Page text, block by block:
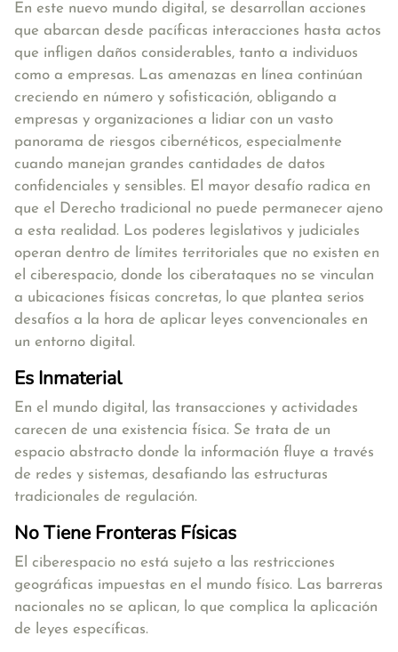
En este nuevo mundo digital, se desarrollan acciones
que abarcan desde pacíficas interacciones hasta actos
que infligen daños considerables, tanto a individuos
como a empresas. Las amenazas en línea continúan
creciendo en número y sofisticación, obligando a
empresas y organizaciones a lidiar con un vasto
panorama de riesgos cibernéticos, especialmente
cuando manejan grandes cantidades de datos
confidenciales y sensibles. El mayor desafío radica en
que el Derecho tradicional no puede permanecer ajeno
a esta realidad. Los poderes legislativos y judiciales
operan dentro de límites territoriales que no existen en
el ciberespacio, donde los ciberataques no se vinculan
a ubicaciones físicas concretas, lo que plantea serios
desafíos a la hora de aplicar leyes convencionales en
un entorno digital.
Es Inmaterial
En el mundo digital, las transacciones y actividades
carecen de una existencia física. Se trata de un
espacio abstracto donde la información fluye a través
de redes y sistemas, desafiando las estructuras
tradicionales de regulación.
No Tiene Fronteras Físicas
El ciberespacio no está sujeto a las restricciones
geográficas impuestas en el mundo físico. Las barreras
nacionales no se aplican, lo que complica la aplicación
de leyes específicas.